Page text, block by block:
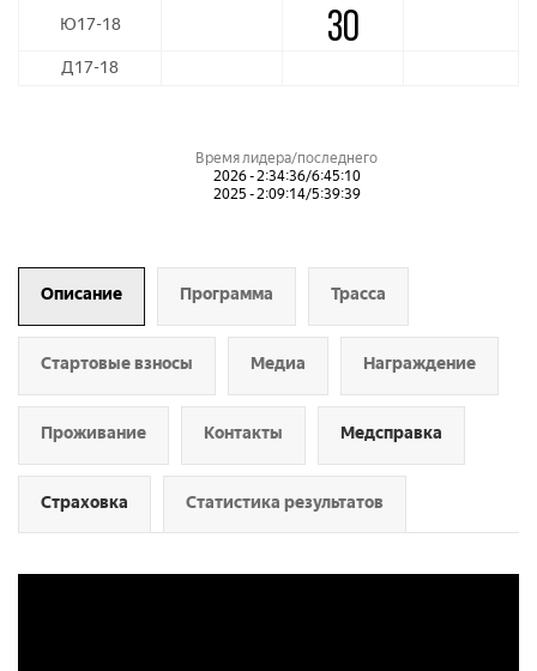
Ю17-18 30
Д17-18
Время лидера/последнего
2026 - 2:34:36/6:45:10
2025 - 2:09:14/5:39:39
Описание Программа Трасса
Стартовые взносы Медиа Награждение
Проживание Контакты Медсправка
Страховка Статистика результатов